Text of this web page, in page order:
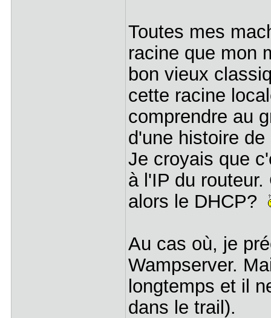
Toutes mes
racine que mon
bon vieux
cette racine
comprendre au
d'une histoire
Je croyais que
à l'IP du
alors le DHCP?
Au cas où, je
Wampserver.
longtemps et il
dans le trail).